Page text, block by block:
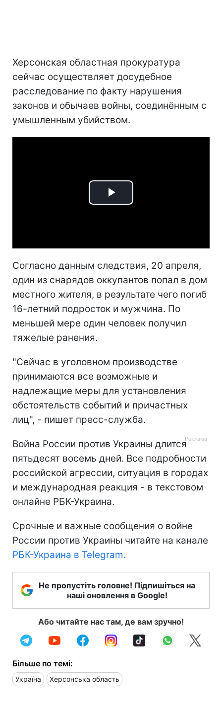
Херсонская областная прокуратура
сейчас осуществляет досудебное
расследование по факту нарушения
законов и обычаев войны, соединённым с
умышленным убийством.
Play
Согласно данным следствия, 20 апреля,
один из снарядов оккупантов попал в дом
местного жителя, в результате чего погиб
16-летний подросток и мужчина. По
меньшей мере один человек получил
тяжелые ранения.
"Сейчас в уголовном производстве
принимаются все возможные и
надлежащие меры для установления
обстоятельств событий и причастных
лиц", - пишет пресс-служба.
Война России против Украины длится
пятьдесят восемь дней. Все подробности
российской агрессии, ситуация в городах
и международная реакция - в текстовом
онлайне РБК-Украина.
Срочные и важные сообщения о войне
России против Украины читайте на канале
РБК-Украина в Telegram.
Не пропустіть головне! Підпишіться на
наші оновлення в Google!
Або читайте нас там, де вам зручно!
Більше по темі:
Україна Херсонська область